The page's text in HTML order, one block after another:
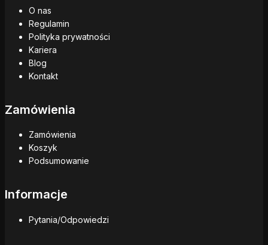
O nas
Regulamin
Polityka prywatności
Kariera
Blog
Kontakt
Zamówienia
Zamówienia
Koszyk
Podsumowanie
Informacje
Pytania/Odpowiedzi